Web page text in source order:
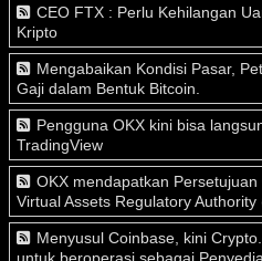
CEO FTX : Perlu Kehilangan
Kripto
Mengabaikan Kondisi Pasar,
Gaji dalam Bentuk Bitcoin.
Pengguna OKX kini bisa
TradingView
OKX mendapatkan
Virtual Assets Regulatory Authority
Menyusul Coinbase, kini